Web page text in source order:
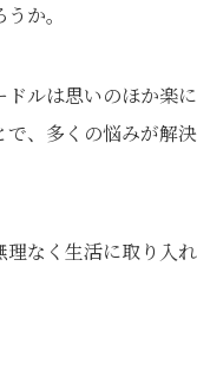
か。
ルは思いのほか楽
、多くの悩みが解
なく生活に取り入